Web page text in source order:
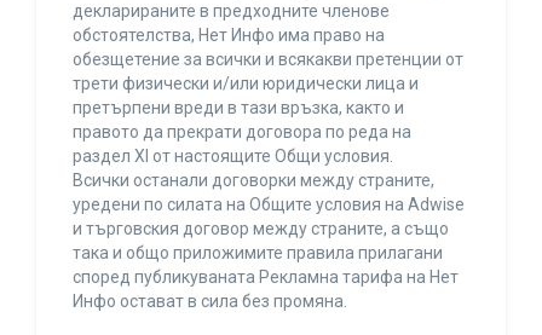
декларираните в предходните членове
обстоятелства, Нет Инфо има право на
обезщетение за всички и всякакви претенции от
трети физически и/или юридически лица и
претърпени вреди в тази връзка, както и
правото да прекрати договора по реда на
раздел XI от настоящите Общи условия.
Всички останали договорки между страните,
уредени по силата на Общите условия на Adwise
и търговския договор между страните, а също
така и общо приложимите правила прилагани
според публикуваната Рекламна тарифа на Нет
Инфо остават в сила без промяна.